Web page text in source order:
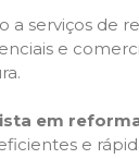
a serviços
e
em
e